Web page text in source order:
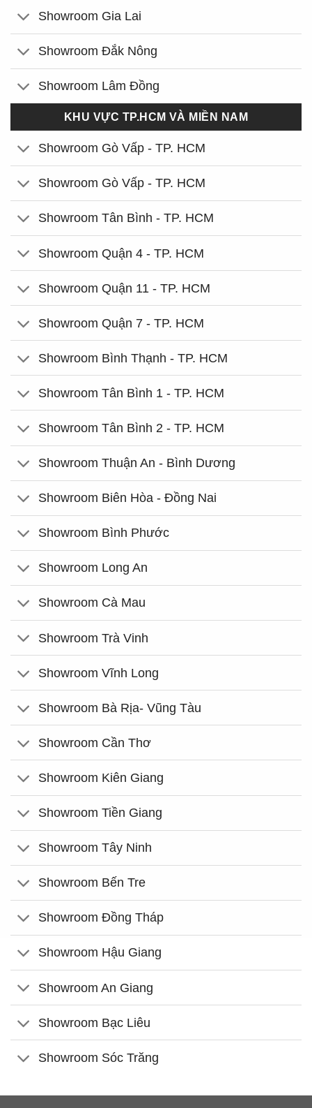
Showroom Gia Lai
Showroom Đắk Nông
Showroom Lâm Đồng
KHU VỰC TP.HCM VÀ MIỀN NAM
Showroom Gò Vấp - TP. HCM
Showroom Gò Vấp - TP. HCM
Showroom Tân Bình - TP. HCM
Showroom Quận 4 - TP. HCM
Showroom Quận 11 - TP. HCM
Showroom Quận 7 - TP. HCM
Showroom Bình Thạnh - TP. HCM
Showroom Tân Bình 1 - TP. HCM
Showroom Tân Bình 2 - TP. HCM
Showroom Thuận An - Bình Dương
Showroom Biên Hòa - Đồng Nai
Showroom Bình Phước
Showroom Long An
Showroom Cà Mau
Showroom Trà Vinh
Showroom Vĩnh Long
Showroom Bà Rịa- Vũng Tàu
Showroom Cần Thơ
Showroom Kiên Giang
Showroom Tiền Giang
Showroom Tây Ninh
Showroom Bến Tre
Showroom Đồng Tháp
Showroom Hậu Giang
Showroom An Giang
Showroom Bạc Liêu
Showroom Sóc Trăng